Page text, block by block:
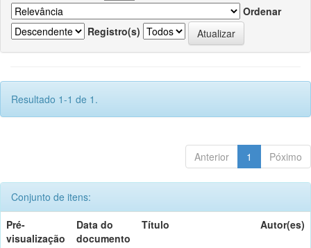
Ordenar
Registro(s)
Resultado 1-1 de 1.
Anterior 1 Póximo
Conjunto de itens:
Pré-
visualização
Data do
documento
Título Autor(es)